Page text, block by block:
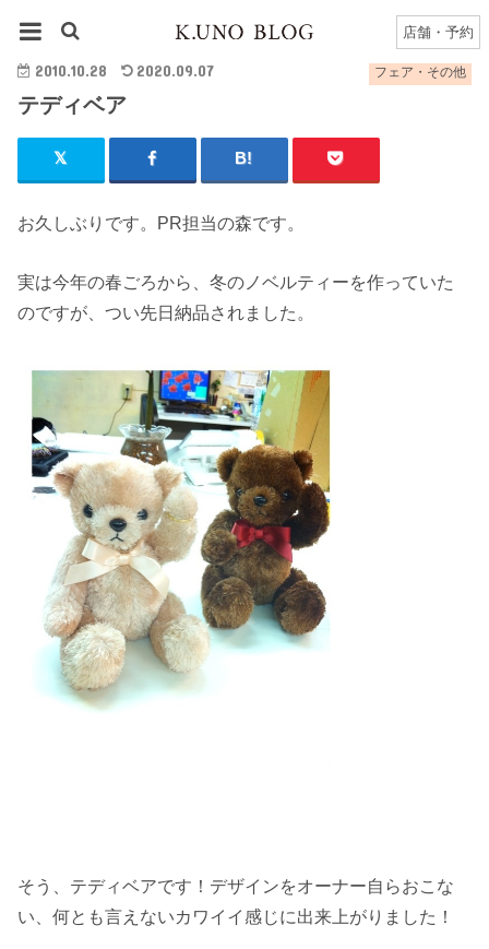
店舗・予約
フェア・その他
2010.10.28 2020.09.07
テディベア
お久しぶりです。PR担当の森です。
実は今年の春ごろから、冬のノベルティーを作っていた
のですが、つい先日納品されました。
そう、テディベアです！デザインをオーナー自らおこな
い、何とも言えないカワイイ感じに出来上がりました！